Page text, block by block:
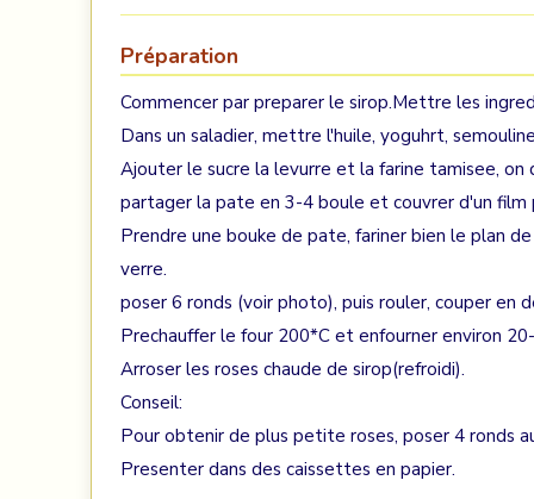
Préparation
Commencer par preparer le sirop.Mettre les
Dans un saladier, mettre l'huile, yoguhrt,
Ajouter le sucre la levurre et la farine tamisee,
partager la pate en 3-4 boule et couvrer d'un film
Prendre une bouke de pate, fariner bien le plan
verre.
poser 6 ronds (voir photo), puis rouler, couper en
Prechauffer le four 200*C et enfourner environ
Arroser les roses chaude de sirop(refroidi).
Conseil:
Pour obtenir de plus petite roses, poser 4 ronds
Presenter dans des caissettes en papier.